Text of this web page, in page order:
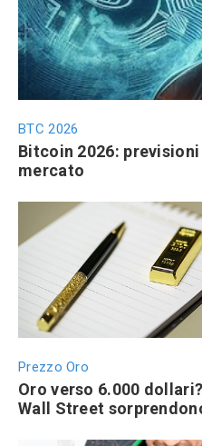
BTC 2026
Bitcoin 2026:
mercato
Prezzo Oro
Oro verso 6.000
Wall Street